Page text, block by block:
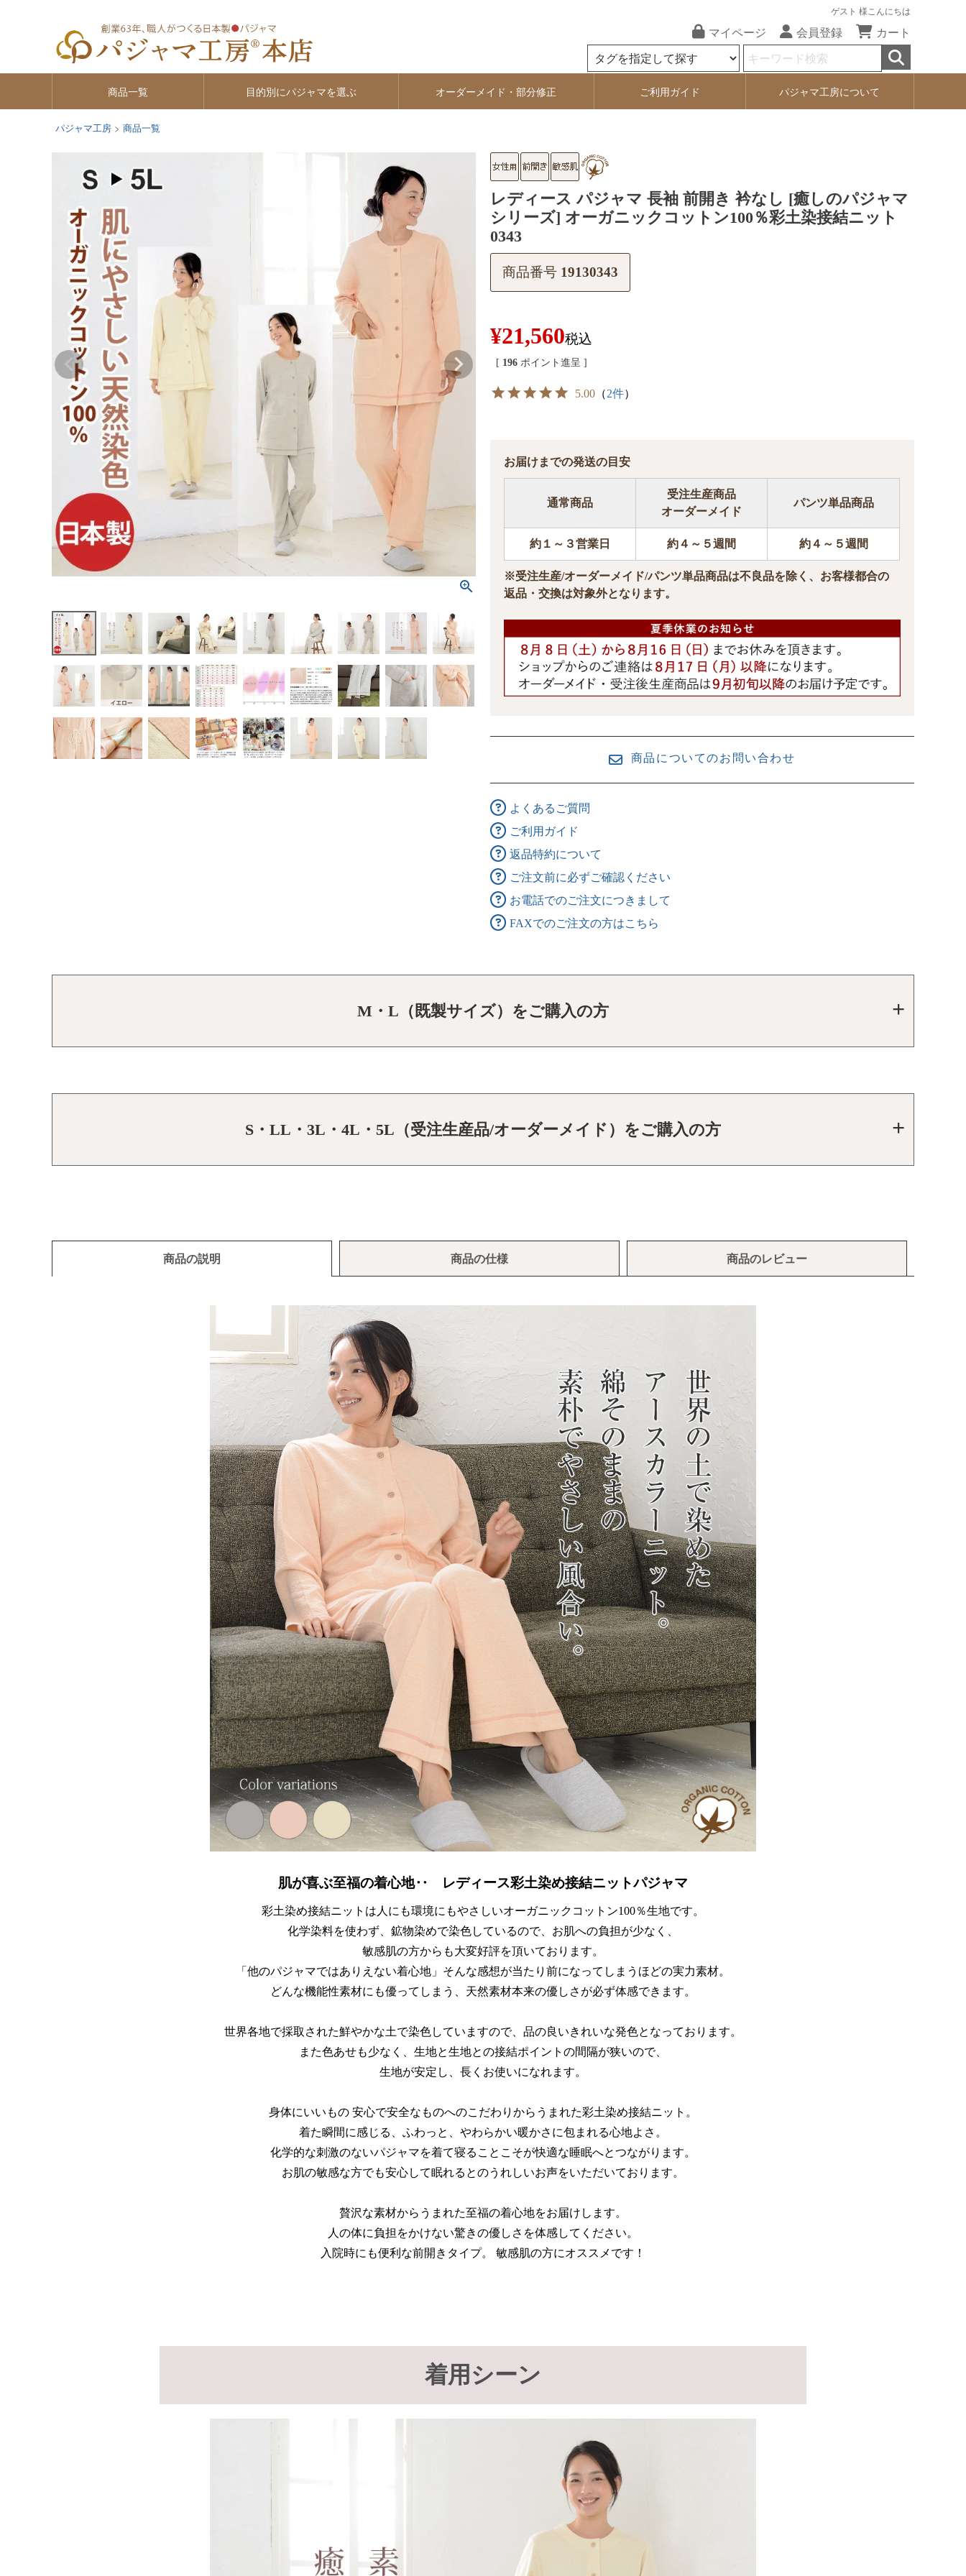
ゲスト 様こんにちは
マイページ 会員登録 カート
商品一覧 目的別にパジャマを選ぶ オーダーメイド・部分修正 ご利用ガイド パジャマ工房について
パジャマ工房 商品一覧
レディース パジャマ 長袖 前開き 衿なし [癒しのパジャマ
シリーズ] オーガニックコットン100％彩土染接結ニット
0343
商品番号 19130343
¥21,560税込
[ 196 ポイント進呈 ]
5.00 （2件）
お届けまでの発送の目安
通常商品
受注生産商品
オーダーメイド
パンツ単品商品
約１～３営業日 約４～５週間 約４～５週間
※受注生産/オーダーメイド/パンツ単品商品は不良品を除く、お客様都合の
返品・交換は対象外となります。
商品についてのお問い合わせ
よくあるご質問
ご利用ガイド
返品特約について
ご注文前に必ずご確認ください
お電話でのご注文につきまして
FAXでのご注文の方はこちら
M・L（既製サイズ）をご購入の方
S・LL・3L・4L・5L（受注生産品/オーダーメイド）をご購入の方
商品の説明 商品の仕様 商品のレビュー
肌が喜ぶ至福の着心地‥ レディース彩土染め接結ニットパジャマ
彩土染め接結ニットは人にも環境にもやさしいオーガニックコットン100％生地です。
化学染料を使わず、鉱物染めで染色しているので、お肌への負担が少なく、
敏感肌の方からも大変好評を頂いております。
「他のパジャマではありえない着心地」そんな感想が当たり前になってしまうほどの実力素材。
どんな機能性素材にも優ってしまう、天然素材本来の優しさが必ず体感できます。
世界各地で採取された鮮やかな土で染色していますので、品の良いきれいな発色となっております。
また色あせも少なく、生地と生地との接結ポイントの間隔が狭いので、
生地が安定し、長くお使いになれます。
身体にいいもの 安心で安全なものへのこだわりからうまれた彩土染め接結ニット。
着た瞬間に感じる、ふわっと、やわらかい暖かさに包まれる心地よさ。
化学的な刺激のないパジャマを着て寝ることこそが快適な睡眠へとつながります。
お肌の敏感な方でも安心して眠れるとのうれしいお声をいただいております。
贅沢な素材からうまれた至福の着心地をお届けします。
人の体に負担をかけない驚きの優しさを体感してください。
入院時にも便利な前開きタイプ。 敏感肌の方にオススメです！
着用シーン